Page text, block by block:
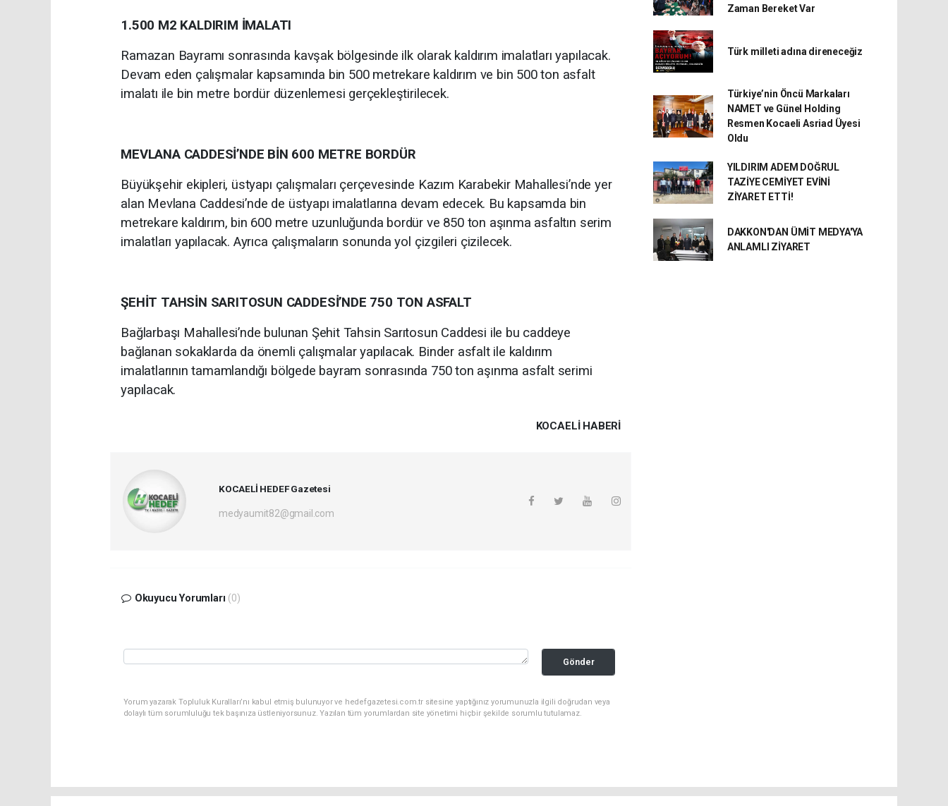
1.500 M2 KALDIRIM İMALATI
Ramazan Bayramı sonrasında kavşak bölgesinde ilk olarak kaldırım imalatları yapılacak.
Devam eden çalışmalar kapsamında bin 500 metrekare kaldırım ve bin 500 ton asfalt
imalatı ile bin metre bordür düzenlemesi gerçekleştirilecek.
MEVLANA CADDESİ’NDE BİN 600 METRE BORDÜR
Büyükşehir ekipleri, üstyapı çalışmaları çerçevesinde Kazım Karabekir Mahallesi’nde yer
alan Mevlana Caddesi’nde de üstyapı imalatlarına devam edecek. Bu kapsamda bin
metrekare kaldırım, bin 600 metre uzunluğunda bordür ve 850 ton aşınma asfaltın serim
imalatları yapılacak. Ayrıca çalışmaların sonunda yol çizgileri çizilecek.
ŞEHİT TAHSİN SARITOSUN CADDESİ’NDE 750 TON ASFALT
Bağlarbaşı Mahallesi’nde bulunan Şehit Tahsin Sarıtosun Caddesi ile bu caddeye
bağlanan sokaklarda da önemli çalışmalar yapılacak. Binder asfalt ile kaldırım
imalatlarının tamamlandığı bölgede bayram sonrasında 750 ton aşınma asfalt serimi
yapılacak.
KOCAELI HABERİ
KOCAELİ HEDEF Gazetesi
medyaumit82@gmail.com
Okuyucu Yorumları (0)
Gönder
Yorum yazarak Topluluk Kuralları’nı kabul etmiş bulunuyor ve hedefgazetesi.com.tr sitesine yaptığınız yorumunuzla ilgili doğrudan veya
dolaylı tüm sorumluluğu tek başınıza üstleniyorsunuz. Yazılan tüm yorumlardan site yönetimi hiçbir şekilde sorumlu tutulamaz.
Zaman Bereket Var
Türk milleti adına direneceğiz
Türkiye’nin Öncü Markaları
NAMET ve Günel Holding
Resmen Kocaeli Asriad Üyesi
Oldu
YILDIRIM ADEM DOĞRUL
TAZİYE CEMİYET EVİNİ
ZİYARET ETTİ!
DAKKON'DAN ÜMİT MEDYA'YA
ANLAMLI ZİYARET